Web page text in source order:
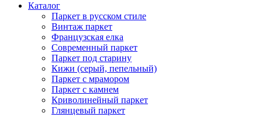
Каталог
Паркет в русском стиле
Винтаж паркет
Французская елка
Современный паркет
Паркет под старину
Кижи (серый, пепельный)
Паркет с мрамором
Паркет с камнем
Криволинейный паркет
Глянцевый паркет